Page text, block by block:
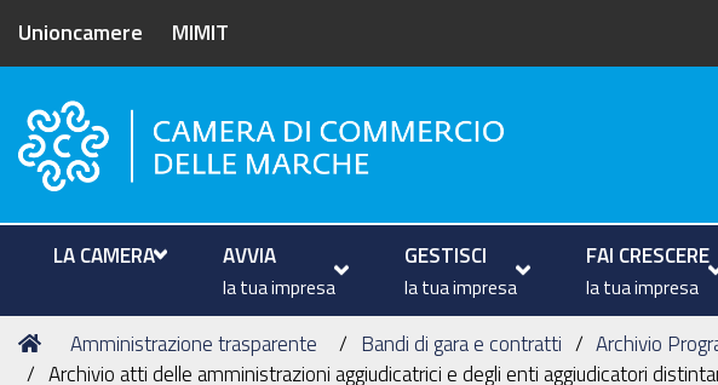
Unioncamere MIMIT
Camera di Commercio delle Marche
LA CAMERA AVVIA
la tua impresa
GESTISCI
la tua impresa
FAI CRESCERE
la tua impresa
Tu
sei
Home
Amministrazione trasparente Bandi di gara e contratti
Archivio
Archivio atti delle amministrazioni aggiudicatrici e degli enti aggiudicatori